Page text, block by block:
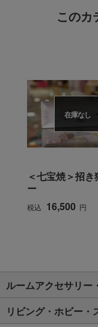
このカ
在庫なし
＜七宝焼＞招き
ー
税込 16,500 円
ルームアクセサリー
リビング・ホビー・